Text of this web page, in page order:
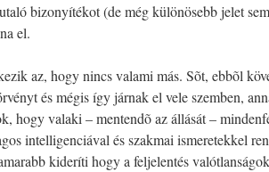
bizonyítékot (de még különösebb jelet
el.
az, hogy nincs valami más. Sõt, ebbõl
és mégis így járnak el vele szemben,
hogy valaki – mentendõ az állását –
intelligenciával és szakmai ismeretekkel
kideríti hogy a feljelentés